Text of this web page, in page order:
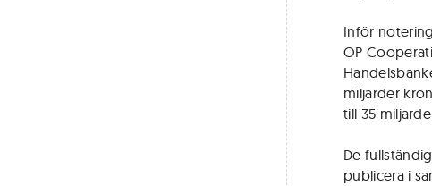
Inför
OP
miljarder
till 35
De
publicera i